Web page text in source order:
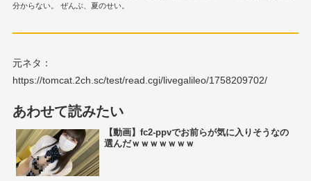
分からない。 ぜんぶ、夏のせい。
元ネタ：
https://tomcat.2ch.sc/test/read.cgi/livegalileo/1758209702/
あわせて読みたい
【動画】fc2-ppvでお前らが気に入りそうなの
選んだｗｗｗｗｗｗｗ